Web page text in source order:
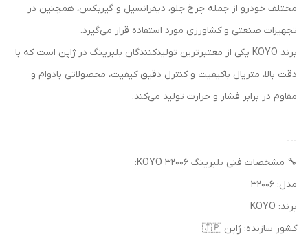
مختلف خودرو از جمله چرخ جلو، دیفرانسیل و گیربکس، همچنین در
تجهیزات صنعتی و کشاورزی مورد استفاده قرار می‌گیرد.
برند KOYO یکی از معتبرترین تولیدکنندگان بلبرینگ در ژاپن است که با
دقت بالا، متریال باکیفیت و کنترل دقیق کیفیت، محصولاتی بادوام و
مقاوم در برابر فشار و حرارت تولید می‌کند.
---
🔧 مشخصات فنی بلبرینگ 32006 KOYO:
مدل: 32006
برند: KOYO
کشور سازنده: ژاپن 🇯🇵